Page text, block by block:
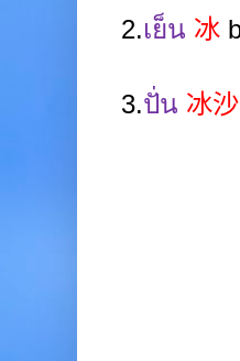
2.เย็น 冰
3.ปั่น 冰沙